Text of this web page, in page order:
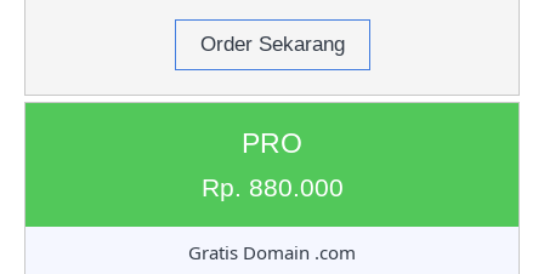
Order Sekarang
PRO
Rp. 880.000
Gratis Domain .com